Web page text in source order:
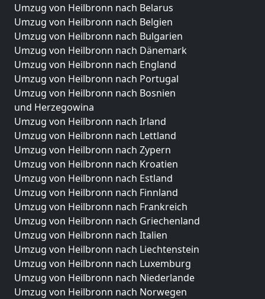
Umzug von Heilbronn nach Belarus
Umzug von Heilbronn nach Belgien
Umzug von Heilbronn nach Bulgarien
Umzug von Heilbronn nach Dänemark
Umzug von Heilbronn nach England
Umzug von Heilbronn nach Portugal
Umzug von Heilbronn nach Bosnien
und Herzegowina
Umzug von Heilbronn nach Irland
Umzug von Heilbronn nach Lettland
Umzug von Heilbronn nach Zypern
Umzug von Heilbronn nach Kroatien
Umzug von Heilbronn nach Estland
Umzug von Heilbronn nach Finnland
Umzug von Heilbronn nach Frankreich
Umzug von Heilbronn nach Griechenland
Umzug von Heilbronn nach Italien
Umzug von Heilbronn nach Liechtenstein
Umzug von Heilbronn nach Luxemburg
Umzug von Heilbronn nach Niederlande
Umzug von Heilbronn nach Norwegen